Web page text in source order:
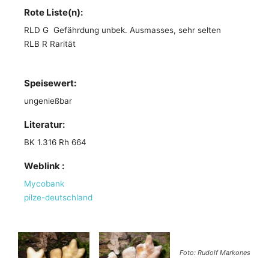
Rote Liste(n):
RLD G Gefährdung unbek. Ausmasses, sehr selten
RLB R Rarität
Speisewert:
ungenießbar
Literatur:
BK 1.316 Rh 664
Weblink :
Mycobank
pilze-deutschland
Foto: Rudolf Markones